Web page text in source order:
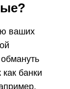
ваших
банки